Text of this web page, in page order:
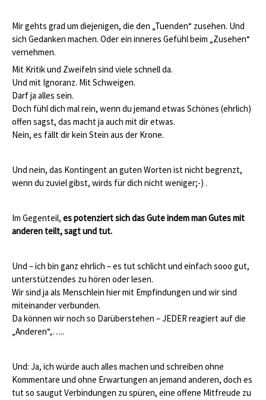
Mir gehts grad um diejenigen, die den „Tuenden“ zusehen. Und
sich Gedanken machen. Oder ein inneres Gefühl beim „Zusehen“
vernehmen.
Mit Kritik und Zweifeln sind viele schnell da.
Und mit Ignoranz. Mit Schweigen.
Darf ja alles sein.
Doch fühl dich mal rein, wenn du jemand etwas Schönes (ehrlich)
offen sagst, das macht ja auch mit dir etwas.
Nein, es fällt dir kein Stein aus der Krone.
Und nein, das Kontingent an guten Worten ist nicht begrenzt,
wenn du zuviel gibst, wirds für dich nicht weniger;-) .
Im Gegenteil, es potenziert sich das Gute indem man Gutes mit
anderen teilt, sagt und tut.
Und – ich bin ganz ehrlich – es tut schlicht und einfach sooo gut,
unterstützendes zu hören oder lesen.
Wir sind ja als Menschlein hier mit Empfindungen und wir sind
miteinander verbunden.
Da können wir noch so Darüberstehen – JEDER reagiert auf die
„Anderen“,…..
Und: Ja, ich würde auch alles machen und schreiben ohne
Kommentare und ohne Erwartungen an jemand anderen, doch es
tut so saugut Verbindungen zu spüren, eine offene Mitfreude zu